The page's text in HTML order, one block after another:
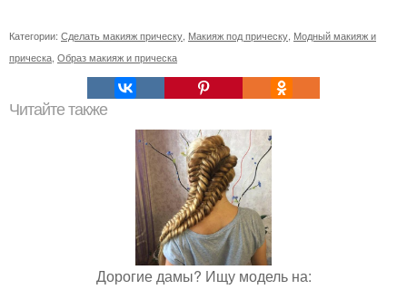
Категории: Сделать макияж прическу Макияж под прическу Модный макияж и
прическа Образ макияж и прическа
Читайте также
Дорогие дамы? Ищу модель на: